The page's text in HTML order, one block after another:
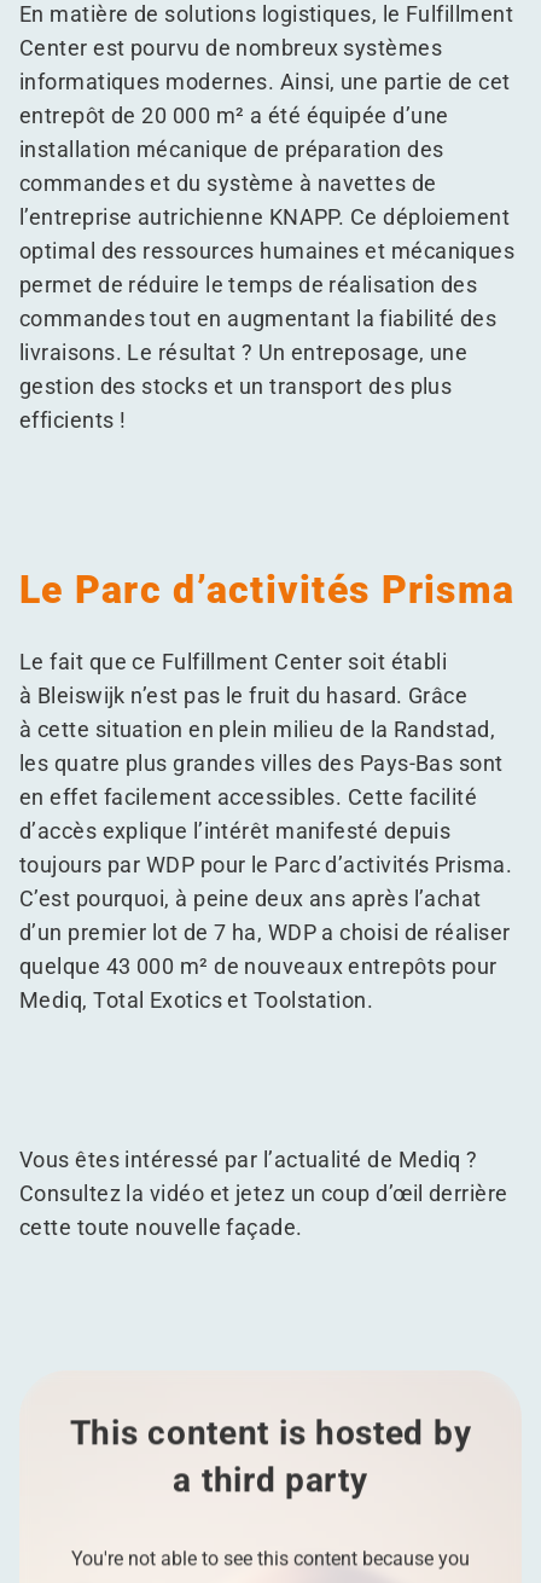
En matière de solutions logistiques, le Fulfillment
Center est pourvu de nombreux systèmes
informatiques modernes. Ainsi, une partie de cet
entrepôt de 20 000 m² a été équipée d’une
installation mécanique de préparation des
commandes et du système à navettes de
l’entreprise autrichienne KNAPP. Ce déploiement
optimal des ressources humaines et mécaniques
permet de réduire le temps de réalisation des
commandes tout en augmentant la fiabilité des
livraisons. Le résultat ? Un entreposage, une
gestion des stocks et un transport des plus
efficients !
Le Parc d’activités Prisma
Le fait que ce Fulfillment Center soit établi
à Bleiswijk n’est pas le fruit du hasard. Grâce
à cette situation en plein milieu de la Randstad,
les quatre plus grandes villes des Pays-Bas sont
en effet facilement accessibles. Cette facilité
d’accès explique l’intérêt manifesté depuis
toujours par WDP pour le Parc d’activités Prisma.
C’est pourquoi, à peine deux ans après l’achat
d’un premier lot de 7 ha, WDP a choisi de réaliser
quelque 43 000 m² de nouveaux entrepôts pour
Mediq, Total Exotics et Toolstation.
Vous êtes intéressé par l’actualité de Mediq ?
Consultez la vidéo et jetez un coup d’œil derrière
cette toute nouvelle façade.
This content is hosted by
a third party
You're not able to see this content because you